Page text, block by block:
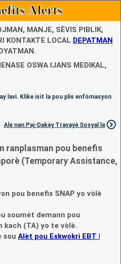
Alerts
MANJE, SÈVIS PIBLIK,
KONTAKTE LOCAL DEPATMAN
OSWA IJANS MEDIKAL,
lavi. Klike isit la pou plis enfòmasyon
Ale nan Paj-Dakèy Travayè Sosyal la
ranplasman pou benefis
(Temporary Assistance,
pou benefis SNAP yo vòlè
soumèt demann pou
kach (TA) yo te vòlè.
sou Alèt pou Eskwokri EBT |